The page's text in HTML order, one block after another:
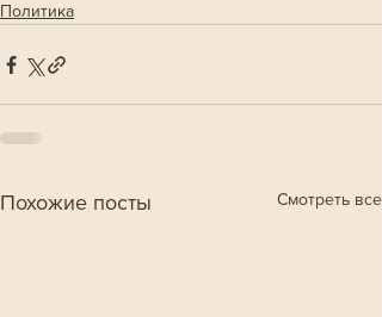
Политика
Похожие посты Смотреть все